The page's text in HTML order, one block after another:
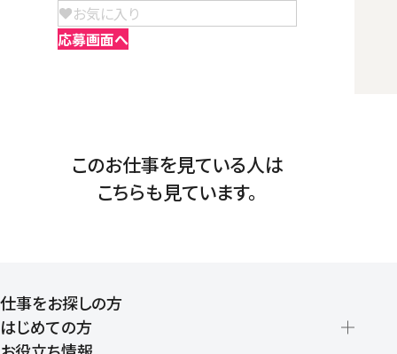
お気に入り
応募画面へ
このお仕事を見ている人は
こちらも見ています。
仕事をお探しの方
はじめての方